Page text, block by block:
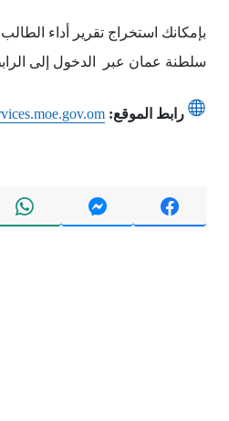
بإمكانك استخراج تقرير أداء
سلطنة عمان عبر الدخول إلى
رابط الموقع: